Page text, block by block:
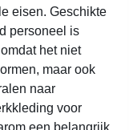
eisen. Geschikte
personeel is
het niet
maar ook
naar
voor
een belangrijk